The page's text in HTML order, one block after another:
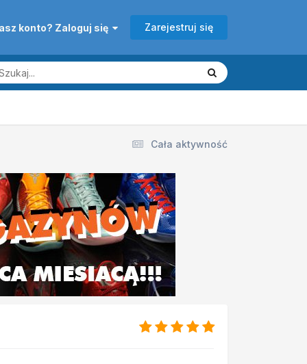
konto? Zaloguj się Zarejestruj się
Cała aktywność